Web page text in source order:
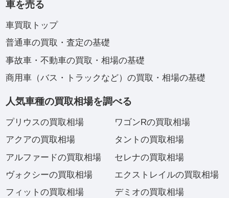
車を売る
車買取トップ
普通車の買取・査定の基礎
事故車・不動車の買取・相場の基礎
商用車（バス・トラックなど）の買取・相場の基礎
人気車種の買取相場を調べる
プリウスの買取相場
アクアの買取相場
アルファードの買取相場
ヴォクシーの買取相場
フィットの買取相場
ワゴンRの買取相場
タントの買取相場
セレナの買取相場
エクストレイルの買取相場
デミオの買取相場